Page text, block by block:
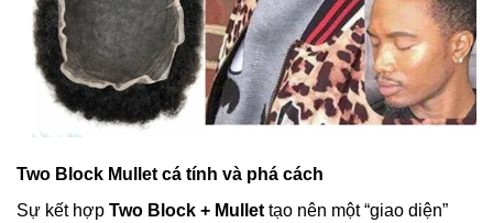
Two Block Mullet cá tính và phá cách
Sự kết hợp Two Block + Mullet tạo nên một “giao diện”